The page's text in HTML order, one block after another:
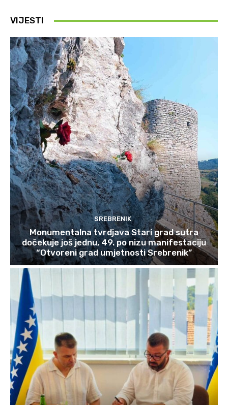
VIJESTI
SREBRENIK
Monumentalna tvrdjava Stari grad sutra
dočekuje još jednu, 49. po nizu manifestaciju
“Otvoreni grad umjetnosti Srebrenik”